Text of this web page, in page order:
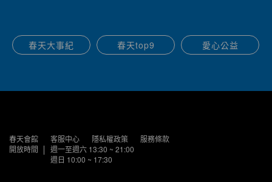
春天大事紀 春天top9 愛心公益
春天會館 客服中心 隱私權政策
服務條款
開放時間
週一至週六 13:30 ~ 21:00
週日 10:00 ~ 17:30